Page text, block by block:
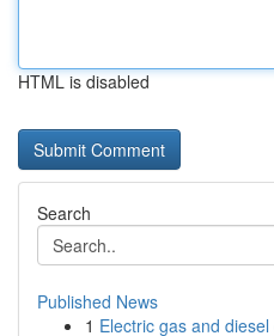
HTML is disabled
Search
Published News
1 Electric gas and